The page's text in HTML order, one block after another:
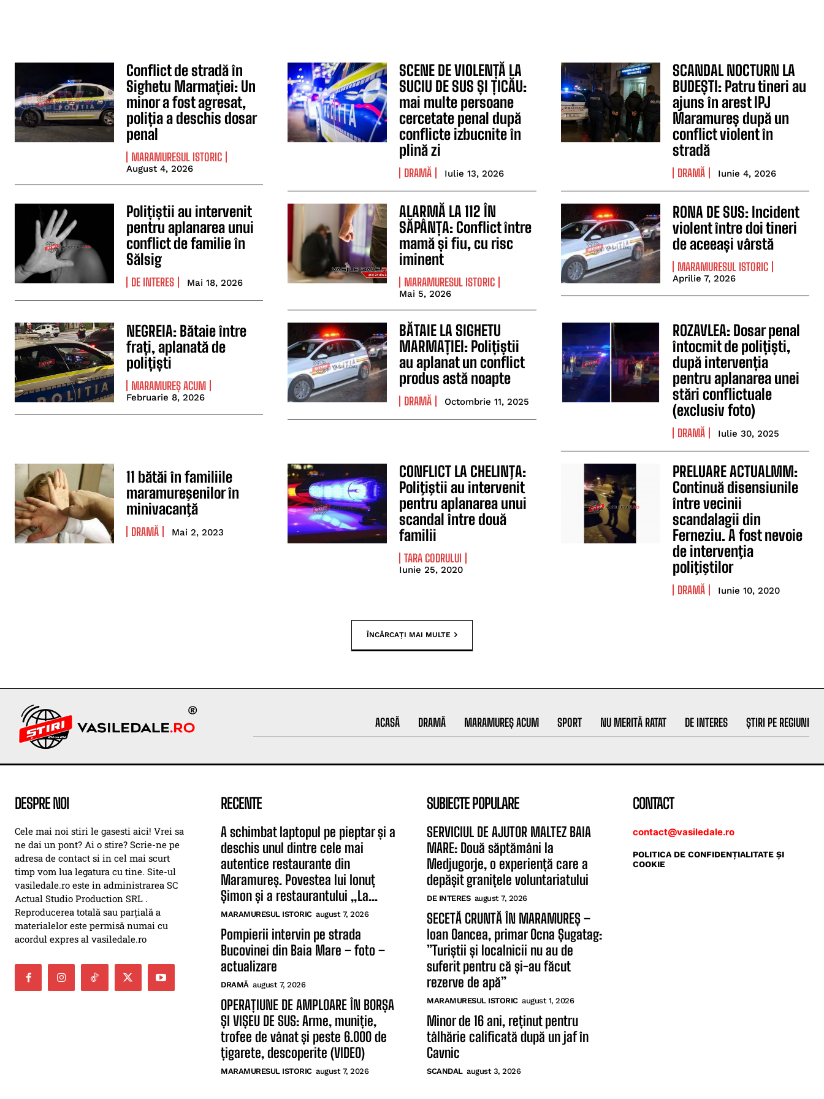
Conflict de stradă în
Sighetu Marmației: Un
minor a fost agresat,
poliția a deschis dosar
penal
MARAMURESUL ISTORIC
August 4, 2026
SCENE DE VIOLENȚĂ LA
SUCIU DE SUS ȘI ȚICĂU:
mai multe persoane
cercetate penal după
conflicte izbucnite în
plină zi
DRAMĂ Iulie 13, 2026
SCANDAL NOCTURN LA
BUDEȘTI: Patru tineri au
ajuns în arest IPJ
Maramureș după un
conflict violent în
stradă
DRAMĂ Iunie 4, 2026
Polițiștii au intervenit
pentru aplanarea unui
conflict de familie în
Sălsig
DE INTERES Mai 18, 2026
ALARMĂ LA 112 ÎN
SĂPÂNȚA: Conflict între
mamă și fiu, cu risc
iminent
MARAMURESUL ISTORIC
Mai 5, 2026
RONA DE SUS: Incident
violent între doi tineri
de aceeași vârstă
MARAMURESUL ISTORIC
Aprilie 7, 2026
NEGREIA: Bătaie între
frați, aplanată de
polițiști
MARAMUREȘ ACUM
Februarie 8, 2026
BĂTAIE LA SIGHETU
MARMAȚIEI: Polițiștii
au aplanat un conflict
produs astă noapte
DRAMĂ Octombrie 11, 2025
ROZAVLEA: Dosar penal
întocmit de polițiști,
după intervenția
pentru aplanarea unei
stări conflictuale
(exclusiv foto)
DRAMĂ Iulie 30, 2025
11 bătăi în familiile
maramureşenilor în
minivacanţă
DRAMĂ Mai 2, 2023
CONFLICT LA CHELINŢA:
Poliţiştii au intervenit
pentru aplanarea unui
scandal între două
familii
TARA CODRULUI
Iunie 25, 2020
PRELUARE ACTUALMM:
Continuă disensiunile
între vecinii
scandalagii din
Ferneziu. A fost nevoie
de intervenţia
poliţiştilor
DRAMĂ Iunie 10, 2020
ÎNCĂRCAȚI MAI MULTE
ACASĂ DRAMĂ MARAMUREȘ ACUM SPORT NU MERITĂ RATAT DE INTERES ȘTIRI PE REGIUNI
DESPRE NOI
Cele mai noi stiri le gasesti aici! Vrei sa
ne dai un pont? Ai o stire? Scrie-ne pe
adresa de contact si in cel mai scurt
timp vom lua legatura cu tine. Site-ul
vasiledale.ro este in administrarea SC
Actual Studio Production SRL .
Reproducerea totală sau parțială a
materialelor este permisă numai cu
acordul expres al vasiledale.ro
RECENTE
A schimbat laptopul pe pieptar și a
deschis unul dintre cele mai
autentice restaurante din
Maramureș. Povestea lui Ionuț
Șimon și a restaurantului „La...
MARAMURESUL ISTORIC august 7, 2026
Pompierii intervin pe strada
Bucovinei din Baia Mare – foto –
actualizare
DRAMĂ august 7, 2026
OPERAȚIUNE DE AMPLOARE ÎN BORȘA
ȘI VIȘEU DE SUS: Arme, muniție,
trofee de vânat și peste 6.000 de
țigarete, descoperite (VIDEO)
MARAMURESUL ISTORIC august 7, 2026
SUBIECTE POPULARE
SERVICIUL DE AJUTOR MALTEZ BAIA
MARE: Două săptămâni la
Medjugorje, o experiență care a
depășit granițele voluntariatului
DE INTERES august 7, 2026
SECETĂ CRUNTĂ ÎN MARAMUREȘ –
Ioan Oancea, primar Ocna Șugatag:
”Turiștii și localnicii nu au de
suferit pentru că și-au făcut
rezerve de apă”
MARAMURESUL ISTORIC august 1, 2026
Minor de 16 ani, reținut pentru
tâlhărie calificată după un jaf în
Cavnic
SCANDAL august 3, 2026
CONTACT
contact@vasiledale.ro
POLITICA DE CONFIDENŢIALITATE ŞI
COOKIE